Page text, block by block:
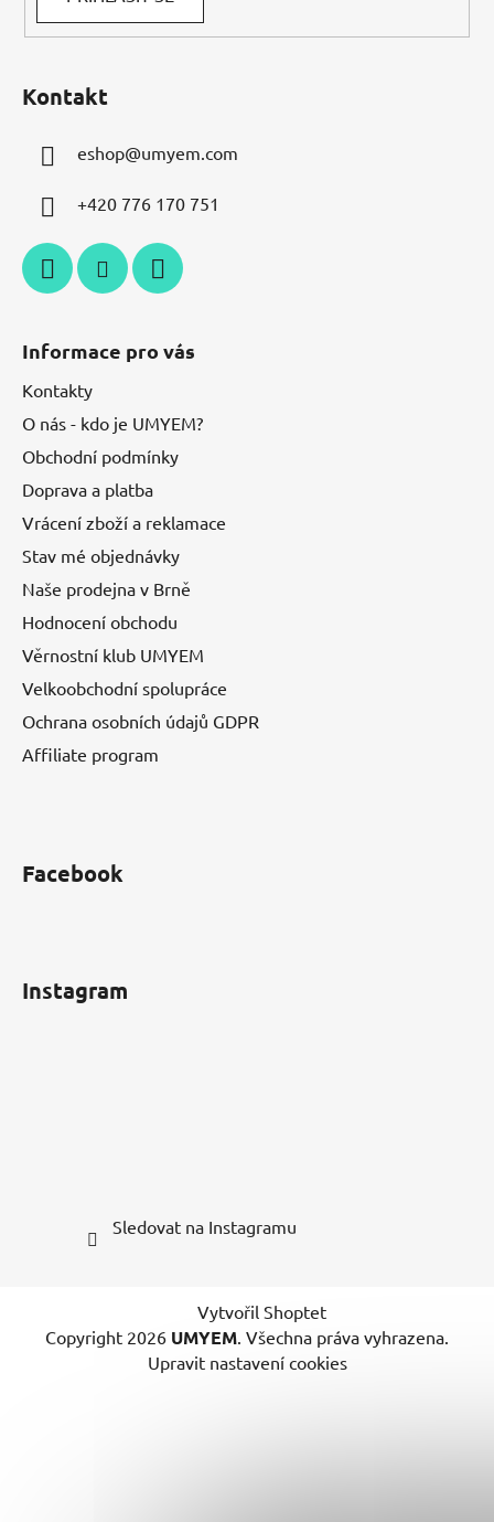
Kontakt
eshop@umyem.com
+420 776 170 751
Informace pro vás
Kontakty
O nás - kdo je UMYEM?
Obchodní podmínky
Doprava a platba
Vrácení zboží a reklamace
Stav mé objednávky
Naše prodejna v Brně
Hodnocení obchodu
Věrnostní klub UMYEM
Velkoobchodní spolupráce
Ochrana osobních údajů GDPR
Affiliate program
Facebook
Instagram
Sledovat na Instagramu
Vytvořil Shoptet
Copyright 2026 UMYEM. Všechna práva vyhrazena.
Upravit nastavení cookies